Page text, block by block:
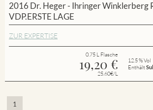
2016 Dr. Heger - Ihringer Winklerberg
VDP.ERSTE LAGE
ZUR EXPERTISE
0.75 L Flasche
19,20 €
25.60€/L
12.5 % Vol
Enthält
1